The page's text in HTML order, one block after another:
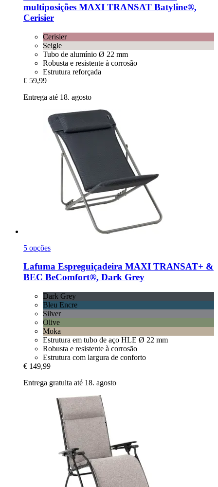
multiposições MAXI TRANSAT Batyline®,
Cerisier
Cerisier
Seigle
Tubo de alumínio Ø 22 mm
Robusta e resistente à corrosão
Estrutura reforçada
€ 59,99
Entrega até 18. agosto
5 opções
Lafuma Espreguiçadeira MAXI TRANSAT+ &
BEC BeComfort®, Dark Grey
Dark Grey
Bleu Encre
Silver
Olive
Moka
Estrutura em tubo de aço HLE Ø 22 mm
Robusta e resistente à corrosão
Estrutura com largura de conforto
€ 149,99
Entrega gratuita até 18. agosto